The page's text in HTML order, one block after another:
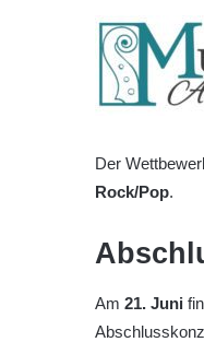
Der
Rock/Pop.
Am 21. Juni